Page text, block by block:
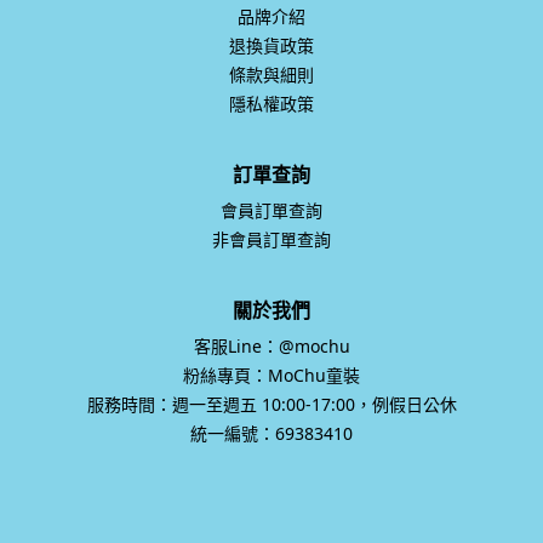
品牌介紹
退換貨政策
條款與細則
隱私權政策
訂單查詢
會員訂單查詢
非會員訂單查詢
關於我們
客服Line：@mochu
粉絲專頁：MoChu童裝
服務時間：週一至週五 10:00-17:00，例假日公休
統一編號：69383410